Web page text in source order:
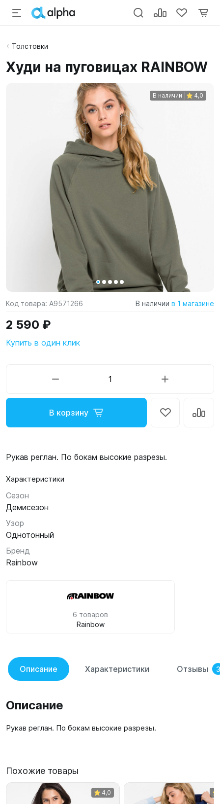
Толстовки
Худи на пуговицах RAINBOW
В наличии 4,0
Код товара: A9571266 В наличии в 1 магазине
2 590 ₽
Купить в один клик
В корзину
Рукав реглан. По бокам высокие разрезы.
Характеристики
Сезон
Демисезон
Узор
Однотонный
Бренд
Rainbow
6 товаров
Rainbow
Описание Характеристики Отзывы 3
Описание
Рукав реглан. По бокам высокие разрезы.
Похожие товары
4,0